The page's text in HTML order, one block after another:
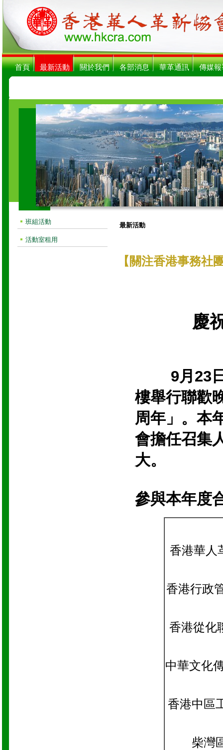
首頁 最新活動 關於我們 各部消息 華革通訊 傳媒報
班組活動
活動室租用
最新活動
【關注香港事務社
慶
9月23日
樓舉行聯歡
周年」。本
會擔任召集
大。
參與本年度
香港華
香港行政
香港從
中華文
香港中
柴灣